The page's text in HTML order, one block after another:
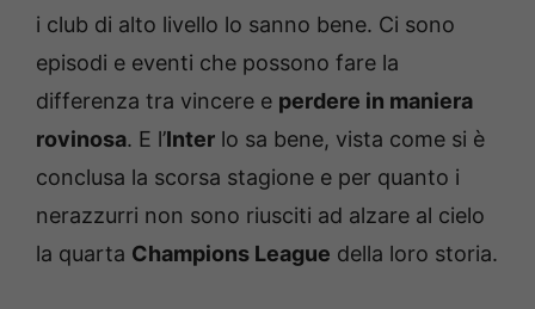
i club di alto livello lo sanno bene. Ci sono
episodi e eventi che possono fare la
differenza tra vincere e perdere in maniera
rovinosa. E l’Inter lo sa bene, vista come si è
conclusa la scorsa stagione e per quanto i
nerazzurri non sono riusciti ad alzare al cielo
la quarta Champions League della loro storia.